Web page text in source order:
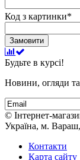
Код з картинки*
Замовити
Будьте в курсі!
Новини, огляди та
© Інтернет-
Україна, м.
Контакти
Карта сайту